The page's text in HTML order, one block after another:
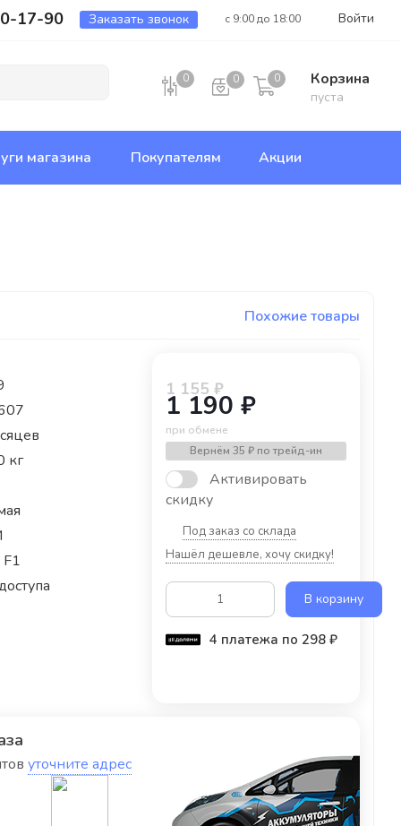
Войти
с 9:00 до 18:00
17-90 Заказать звонок
0 0 Корзина
пуста
0
магазина Покупателям Акции
Похожие товары
1 155 ₽
1 190 ₽
при обмене
Вернём 35 ₽ по трейд-ин
Активировать
скидку
Под заказ со склада
Нашёл дешевле, хочу скидку!
В корзину
4 платежа по 298 ₽
кг
уточните адрес